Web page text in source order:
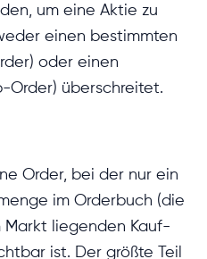
um eine Aktie zu
einen bestimmten
oder einen
Order) überschreitet.
Order, bei der nur ein
im Orderbuch (die
liegenden Kauf-
ist. Der größte Teil